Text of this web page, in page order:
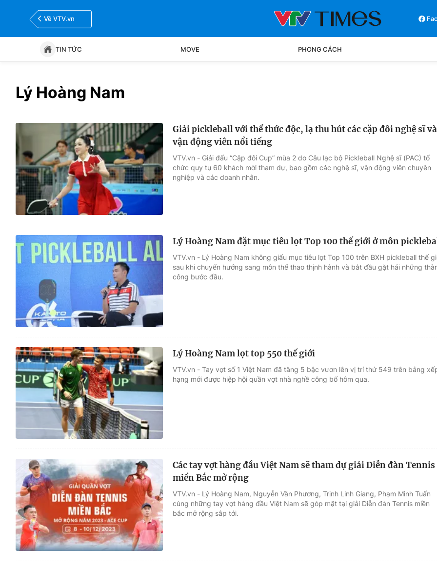
Về VTV.vn
TIN TỨC MOVE PHONG CÁCH
Lý Hoàng Nam
Giải pickleball với thể thức độc, lạ thu hút các cặp đôi nghệ sĩ và
vận động viên nổi tiếng
VTV.vn - Giải đấu “Cặp đôi Cup” mùa 2 do Câu lạc bộ Pickleball Nghệ sĩ (PAC) tổ
chức quy tụ 60 khách mời tham dự, bao gồm các nghệ sĩ, vận động viên chuyên
nghiệp và các doanh nhân.
Lý Hoàng Nam đặt mục tiêu lọt Top 100 thế giới ở môn
VTV.vn - Lý Hoàng Nam không giấu mục tiêu lọt Top 100 trên BXH pickleball thế
sau khi chuyển hướng sang môn thể thao thịnh hành và bắt đầu gặt hái những
công bước đầu.
Lý Hoàng Nam lọt top 550 thế giới
VTV.vn - Tay vợt số 1 Việt Nam đã tăng 5 bậc vươn lên vị trí thứ 549 trên bảng
hạng mới được hiệp hội quần vợt nhà nghề công bố hôm qua.
Các tay vợt hàng đầu Việt Nam sẽ tham dự giải Diễn đàn Tennis
miền Bắc mở rộng
VTV.vn - Lý Hoàng Nam, Nguyễn Văn Phương, Trịnh Linh Giang, Phạm Minh Tuấn
cùng những tay vợt hàng đầu Việt Nam sẽ góp mặt tại giải Diễn đàn Tennis miền
bắc mở rộng sắp tới.